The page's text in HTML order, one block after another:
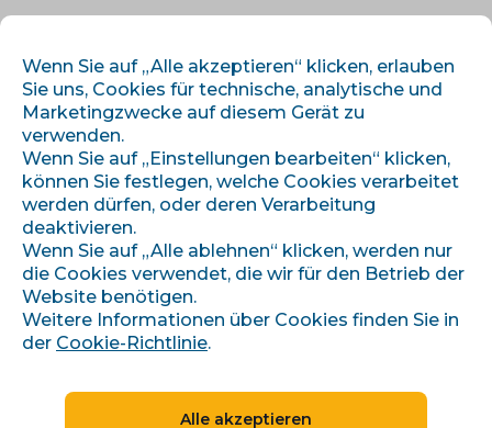
Úvod› Artikel und Informationen
BCG matice pro e-shop: segmentace katalogu pro cenotvorbu
segmentace katalogu pro
Wenn Sie auf „Alle akzeptieren“ klicken, erlauben
Sie uns, Cookies für technische, analytische und
Marketingzwecke auf diesem Gerät zu
verwenden.
Wenn Sie auf „Einstellungen bearbeiten“ klicken,
können Sie festlegen, welche Cookies verarbeitet
werden dürfen, oder deren Verarbeitung
deaktivieren.
Wenn Sie auf „Alle ablehnen“ klicken, werden nur
die Cookies verwendet, die wir für den Betrieb der
Website benötigen.
Weitere Informationen über Cookies finden Sie in
der Cookie-Richtlinie.
Alle akzeptieren